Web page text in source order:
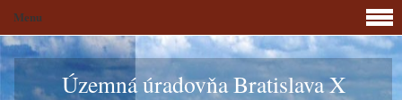
Územná úradovňa Bratislava X
Menu